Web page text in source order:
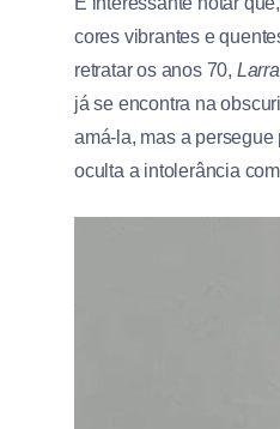
cores vibrantes e
retratar os anos 70,
já se encontra na
amá-la, mas a
oculta a intolerância